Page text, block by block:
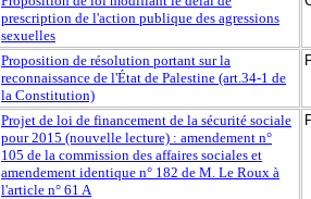
prescription de l'action publique des agressions
sexuelles
Proposition de résolution portant sur la
reconnaissance de l'État de Palestine (art.34-1 de
la Constitution)
Projet de loi de financement de la sécurité sociale
pour 2015 (nouvelle lecture) : amendement n°
105 de la commission des affaires sociales et
amendement identique n° 182 de M. Le Roux à
l'article n° 61 A